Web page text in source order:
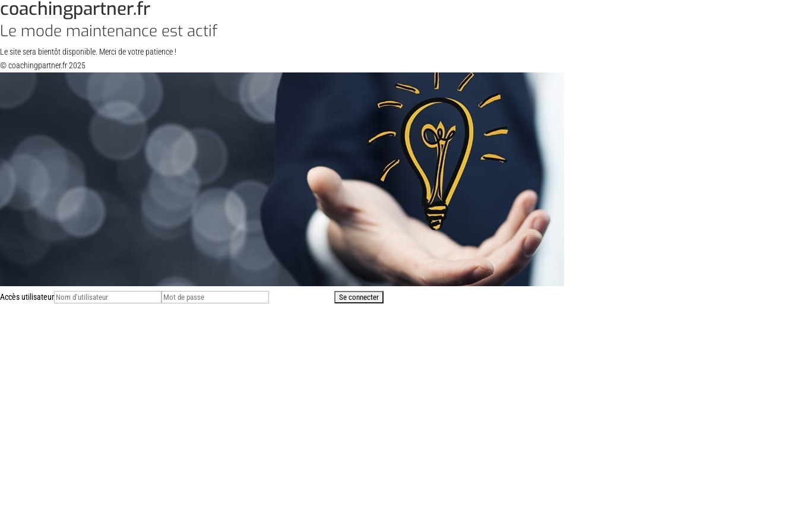
coachingpartner.fr
Le mode maintenance est actif
Le site sera bientôt disponible. Merci de votre patience !
© coachingpartner.fr 2025
Accès utilisateur